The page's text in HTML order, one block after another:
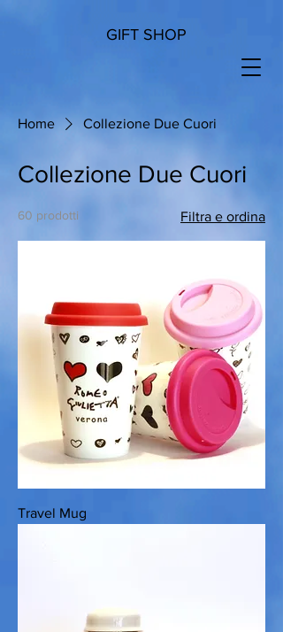
GIFT SHOP
Home Collezione Due Cuori
Collezione Due Cuori
60 prodotti Filtra e ordina
Travel Mug